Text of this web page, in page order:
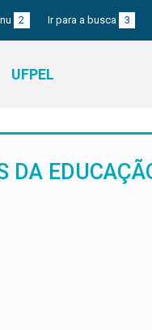
2 Ir para a busca 3
UFPEL
DA